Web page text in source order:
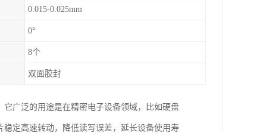
0.015-0.025mm
0°
8个
双面胶封
广泛的用途是在精密电子设备领域，比如硬盘
定高速转动，降低读写误差，延长设备使用寿